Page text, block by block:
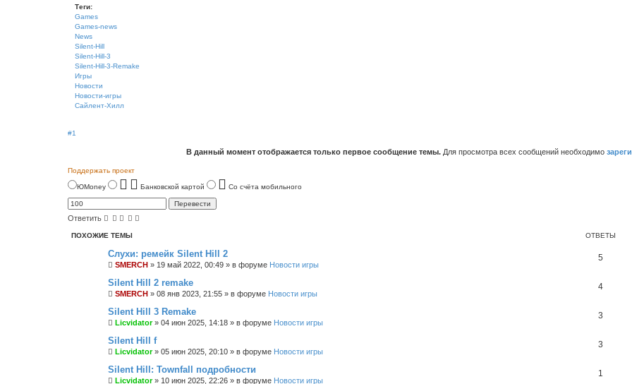
Теги:
Games
Games-news
News
Silent-Hill
Silent-Hill-3
Silent-Hill-3-Remake
Игры
Новости
Новости-игры
Сайлент-Хилл
#1
В данный момент отображается только первое сообщение темы.Для просмотра всех сообщений необходимо
Поддержать проект
ЮMoney Банковской картой Со счёта мобильного
Ответить
ПОХОЖИЕ ТЕМЫ ОТВЕТЫ
Слухи: ремейк Silent Hill 2
SMERCH » 19 май 2022, 00:49 » в форуме Новости игры
5
Silent Hill 2 remake
SMERCH » 08 янв 2023, 21:55 » в форуме Новости игры
4
Silent Hill 3 Remake
Licvidator» 04 июн 2025, 14:18 » в форуме Новости игры
3
Silent Hill f
Licvidator» 05 июн 2025, 20:10 » в форуме Новости игры
3
Silent Hill: Townfall подробности
Licvidator» 10 июн 2025, 22:26 » в форуме Новости игры
1